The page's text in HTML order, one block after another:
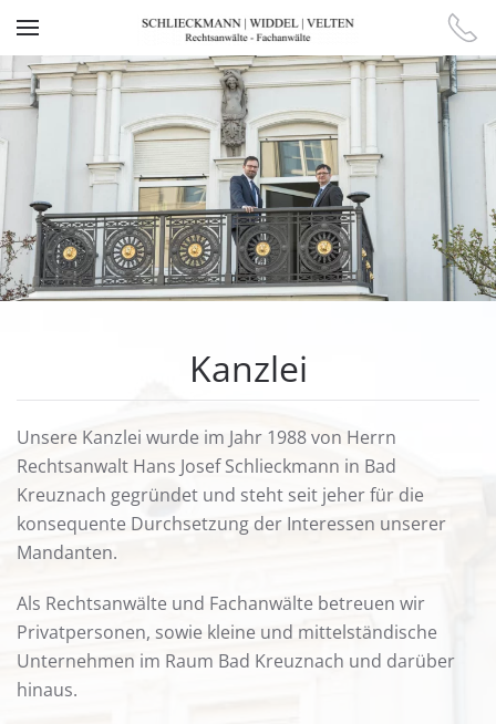
Zum Hauptinhalt springen
Kanzlei
Unsere Kanzlei wurde im Jahr 1988 von Herrn
Rechtsanwalt Hans Josef Schlieckmann in Bad
Kreuznach gegründet und steht seit jeher für die
konsequente Durchsetzung der Interessen unserer
Mandanten.
Als Rechtsanwälte und Fachanwälte betreuen wir
Privatpersonen, sowie kleine und mittelständische
Unternehmen im Raum Bad Kreuznach und darüber
hinaus.